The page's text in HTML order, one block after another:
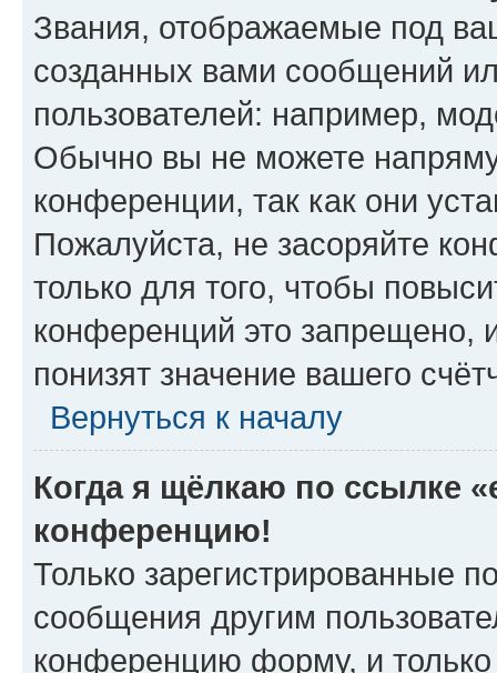
Звания, отображаемые под
созданных вами сообщений
пользователей: например,
Обычно вы не можете
конференции, так как они
Пожалуйста, не засоряйте
только для того, чтобы
конференций это запрещено,
понизят значение вашего
Вернуться к началу
Когда я щёлкаю по ссылке
конференцию!
Только зарегистрированные
сообщения другим
конференцию форму, и